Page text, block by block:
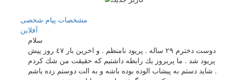
مشخصات پیام شخصی
آفلاين
سلام
دوست دخترم ٢٩ ساله . پريود نامنظم . و اخرين بار ٤٧ روز پيش
پريود شد . ما پريروز يك رابطه داشتيم كه حقيقت من شك كردم
شايد دستم به پيشاب الوده بوده باشه و به الت دوستم زده باشم .